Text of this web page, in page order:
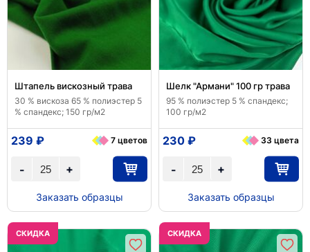
Штапель вискозный трава
30 % вискоза 65 % полиэстер 5
% спандекс; 150 гр/м2
+
-
239 ₽ 7 цветов
Заказать образцы
Шелк "Армани" 100 гр трава
95 % полиэстер 5 % спандекс;
100 гр/м2
+
-
230 ₽ 33 цвета
Заказать образцы
CКИДКА CКИДКА